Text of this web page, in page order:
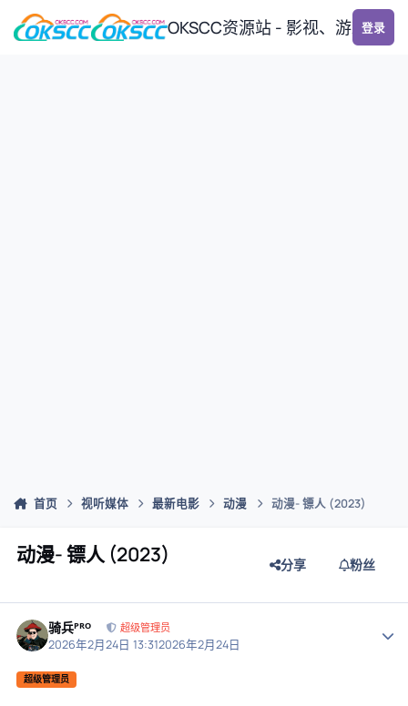
跳转到帖子
OKSCC资源站 - 影视、游戏、
登录
首页 视听媒体 最新电影 动漫 动漫- 镖人 (2023)
动漫- 镖人 (2023) 分享 粉丝
骑兵ᴾᴿᴼ 超级管理员
2026年2月24日 13:312026年2月24日
超级管理员